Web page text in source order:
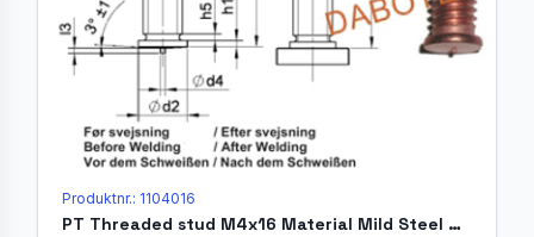
Produktnr.: 1104016
PT Threaded stud M4x16 Material Mild Steel 4.8 acc. EN ISO 13918